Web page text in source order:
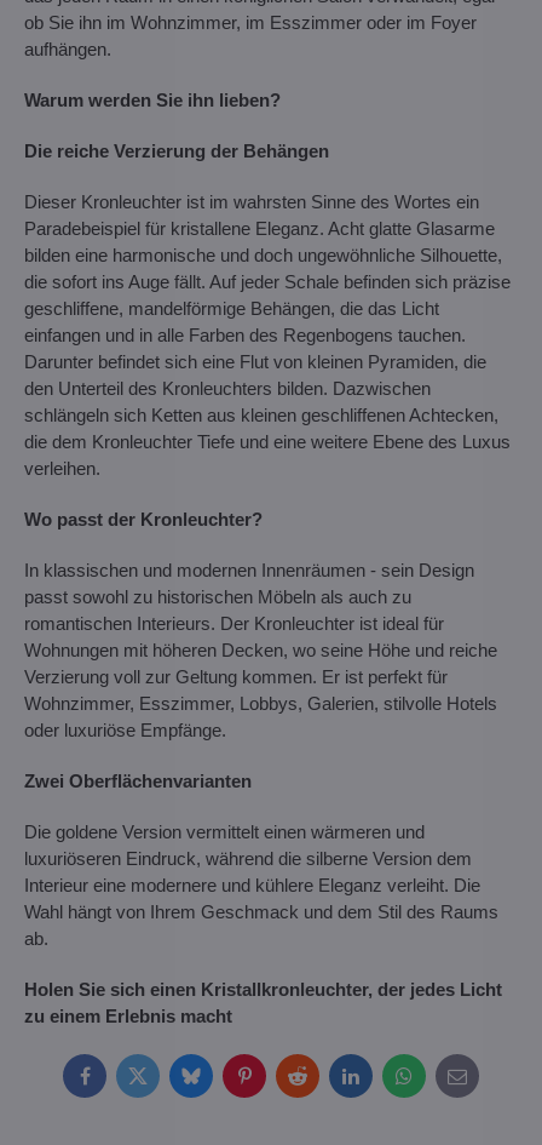
ob Sie ihn im Wohnzimmer, im Esszimmer oder im Foyer
aufhängen.
Warum werden Sie ihn lieben?
Die reiche Verzierung der Behängen
Dieser Kronleuchter ist im wahrsten Sinne des Wortes ein
Paradebeispiel für kristallene Eleganz. Acht glatte Glasarme
bilden eine harmonische und doch ungewöhnliche Silhouette,
die sofort ins Auge fällt. Auf jeder Schale befinden sich präzise
geschliffene, mandelförmige Behängen, die das Licht
einfangen und in alle Farben des Regenbogens tauchen.
Darunter befindet sich eine Flut von kleinen Pyramiden, die
den Unterteil des Kronleuchters bilden. Dazwischen
schlängeln sich Ketten aus kleinen geschliffenen Achtecken,
die dem Kronleuchter Tiefe und eine weitere Ebene des Luxus
verleihen.
Wo passt der Kronleuchter?
In klassischen und modernen Innenräumen - sein Design
passt sowohl zu historischen Möbeln als auch zu
romantischen Interieurs. Der Kronleuchter ist ideal für
Wohnungen mit höheren Decken, wo seine Höhe und reiche
Verzierung voll zur Geltung kommen. Er ist perfekt für
Wohnzimmer, Esszimmer, Lobbys, Galerien, stilvolle Hotels
oder luxuriöse Empfänge.
Zwei Oberflächenvarianten
Die goldene Version vermittelt einen wärmeren und
luxuriöseren Eindruck, während die silberne Version dem
Interieur eine modernere und kühlere Eleganz verleiht. Die
Wahl hängt von Ihrem Geschmack und dem Stil des Raums
ab.
Holen Sie sich einen Kristallkronleuchter, der jedes Licht
zu einem Erlebnis macht
FacebookTwitterBlueskyPinterestRedditLinkedInWhatsApp
E-
mail